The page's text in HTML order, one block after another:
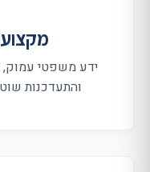
ידע משפטי
והתעדכנות